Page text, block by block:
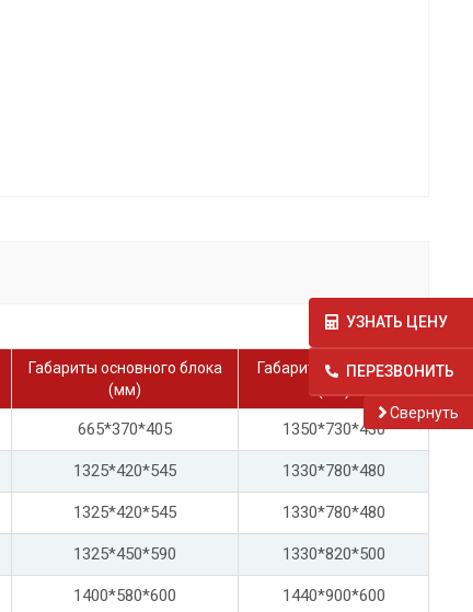
Габариты основного блока
(мм)
Габариты загрузчика
665*370*405 1350*730*430
1325*420*545 1330*780*480
1325*420*545 1330*780*480
1325*450*590 1330*820*500
1400*580*600 1440*900*600
УЗНАТЬ ЦЕНУ
ПЕРЕЗВОНИТЬ
Cвернуть